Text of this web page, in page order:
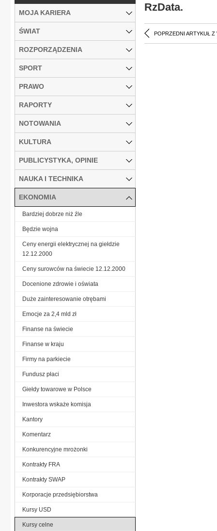
RzData.
POPRZEDNI ARTYKUŁ Z
MOJA KARIERA
ŚWIAT
ROZPORZĄDZENIA
SPORT
PRAWO
RAPORTY
NOTOWANIA
KULTURA
PUBLICYSTYKA, OPINIE
NAUKA I TECHNIKA
EKONOMIA
Bardziej dobrze niż źle
Będzie wojna
Ceny energii elektrycznej na giełdzie
12.12.2000
Ceny surowców na świecie 12.12.2000
Docenione zdrowie i oświata
Duże zainteresowanie otrębami
Emocje za 2,4 mld zł
Finanse na świecie
Finanse w kraju
Firmy na parkiecie
Fundusz płaci
Giełdy towarowe w Polsce
Inwestora wskaże komisja
Kantory
Komentarz
Konkurencyjne mrożonki
Kontrakty FRA
Kontrakty SWAP
Korporacje przedsiębiorstwa
Kursy USD
Kursy celne